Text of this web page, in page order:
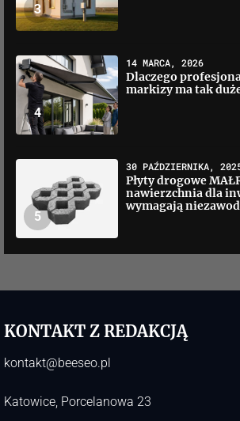
3
4
14 MARCA, 2026
Dlaczego
markizy ma tak
5
30 PAŹDZIERNIKA,
Płyty drogowe
nawierzchnia dla
wymagają
KONTAKT Z REDAKCJĄ
kontakt@beeseo.pl
Katowice, Porcelanowa 23